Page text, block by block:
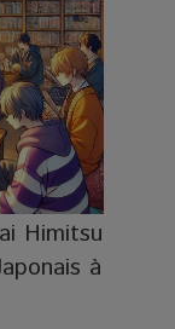
Himitsu
à